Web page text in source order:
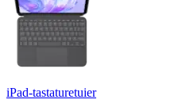
iPad-tastaturetuier